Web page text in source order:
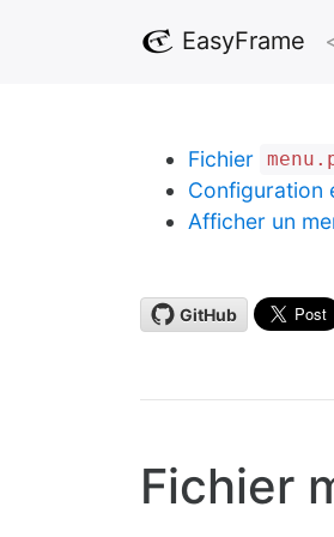
EasyFrame
Fichier
Configuration
Afficher un
GitHub
Fichier